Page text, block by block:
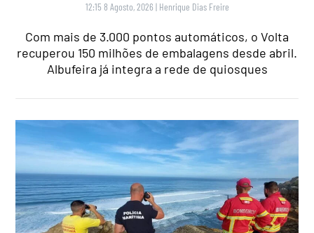
12:15 8 Agosto, 2026 | Henrique Dias Freire
Com mais de 3.000 pontos automáticos, o Volta
recuperou 150 milhões de embalagens desde abril.
Albufeira já integra a rede de quiosques